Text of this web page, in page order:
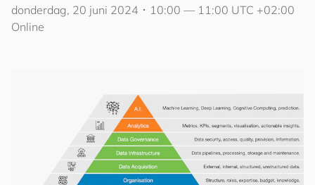
donderdag, 20 juni 2024 ･ 10:00 — 11:00 UTC +02:00
Online